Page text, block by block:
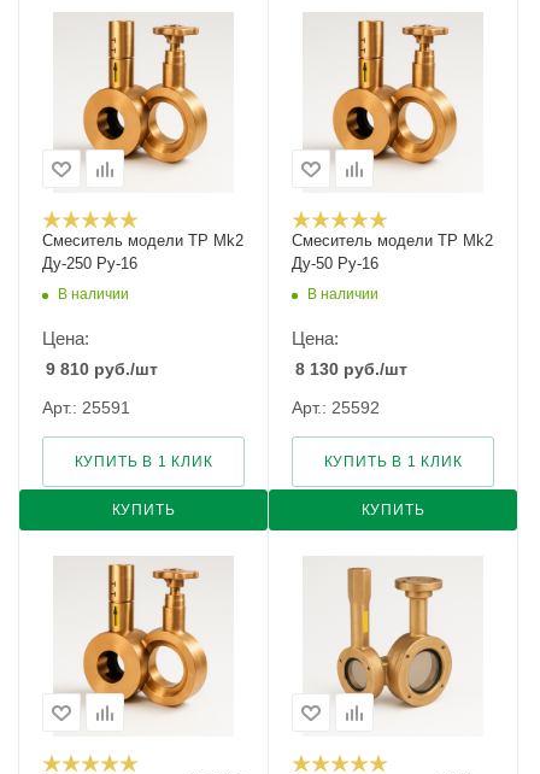
Смеситель модели TP Mk2
Ду-250 Ру-16
В наличии
Цена:
9 810 руб./шт
Арт.: 25591
КУПИТЬ
КУПИТЬ В 1 КЛИК
Смеситель модели TP Mk2
Ду-50 Ру-16
В наличии
Цена:
8 130 руб./шт
Арт.: 25592
КУПИТЬ
КУПИТЬ В 1 КЛИК